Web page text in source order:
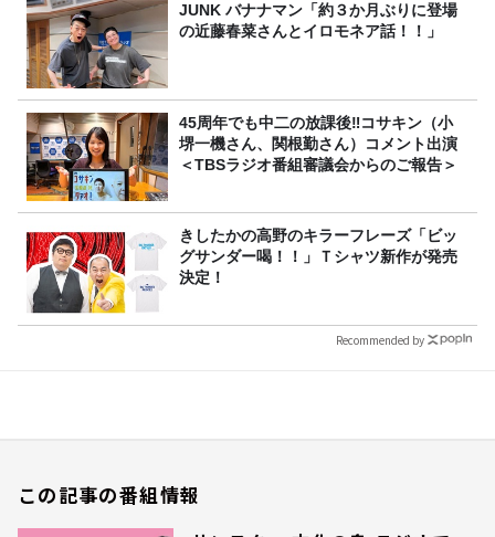
JUNK バナナマン「約３か月ぶりに登場
の近藤春菜さんとイロモネア話！！」
45周年でも中二の放課後‼コサキン（小
堺一機さん、関根勤さん）コメント出演
＜TBSラジオ番組審議会からのご報告＞
きしたかの高野のキラーフレーズ「ビッ
グサンダー喝！！」Ｔシャツ新作が発売
決定！
Recommended by
この記事の番組情報